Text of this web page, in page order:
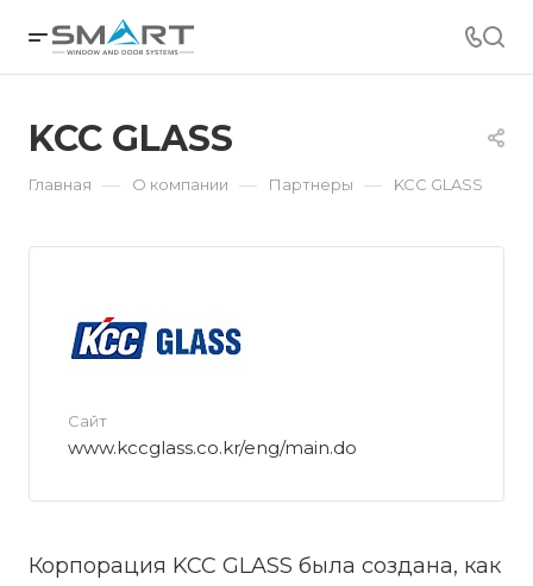
KCC GLASS
Главная — О компании — Партнеры — KCC GLASS
Сайт
www.kccglass.co.kr/eng/main.do
Корпорация KCC GLASS была создана, как